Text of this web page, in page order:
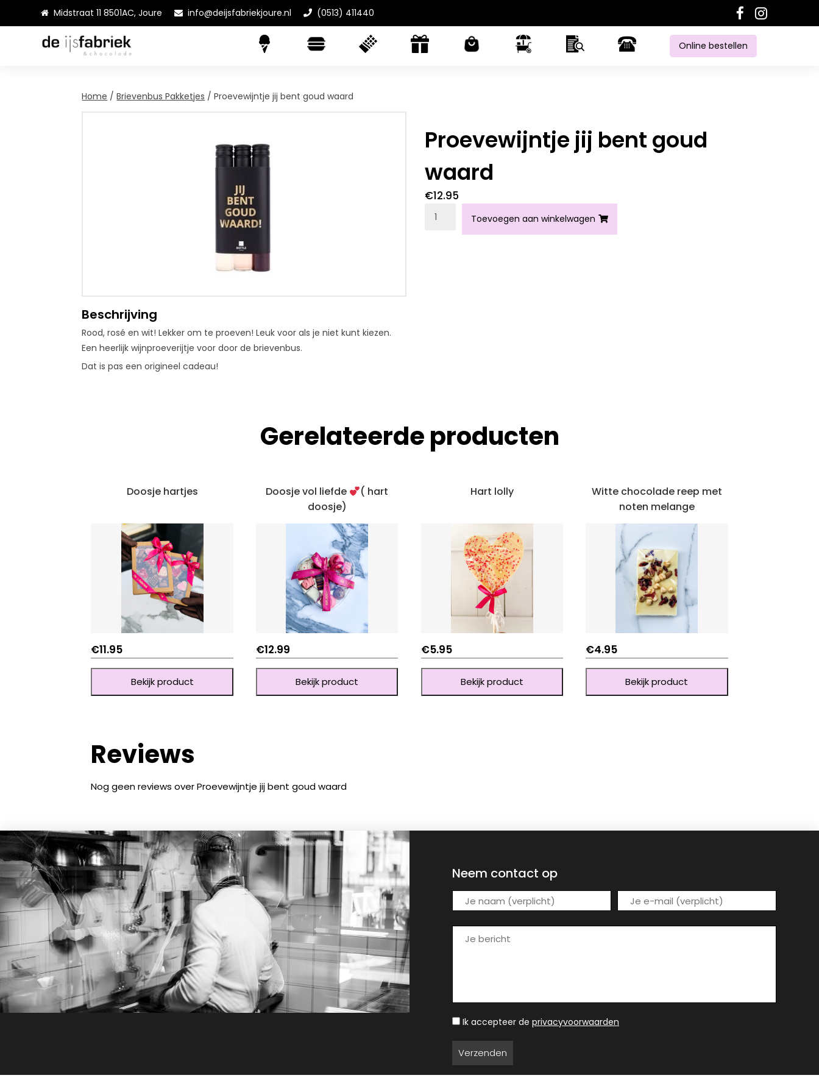
Midstraat 11 8501AC, Joure info@deijsfabriekjoure.nl (0513) 411440
Online bestellen
Home /Brievenbus Pakketjes / Proevewijntje jij bent goud waard
Proevewijntje jij bent goud
waard
€12.95
Proevewijntje jij bent goud waard aantal
Toevoegen aan winkelwagen
Beschrijving
Rood, rosé en wit! Lekker om te proeven! Leuk voor als je niet kunt kiezen.
Een heerlijk wijnproeverijtje voor door de brievenbus.
Dat is pas eenorigineel cadeau!
Gerelateerde producten
Doosje hartjes
€11.95
Bekijk product
Doosje vol liefde
( hart
doosje)
€12.99
Bekijk product
Hart lolly
€5.95
Bekijk product
Witte chocolade reep met
noten melange
€4.95
Bekijk product
Reviews
Nog geen reviews over Proevewijntje jij bent goud waard
Neem contact op
Ik accepteer de privacyvoorwaarden